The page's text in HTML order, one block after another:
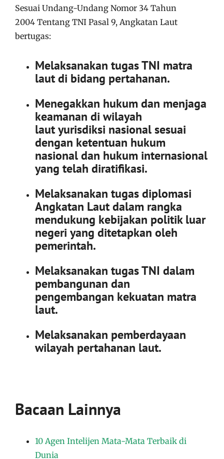
Sesuai Undang-Undang Nomor 34 Tahun
2004 Tentang TNI Pasal 9, Angkatan Laut
bertugas:
Melaksanakan tugas TNI matra
laut di bidang pertahanan.
Menegakkan hukum dan menjaga
keamanan di wilayah
laut yurisdiksi nasional sesuai
dengan ketentuan hukum
nasional dan hukum internasional
yang telah diratifikasi.
Melaksanakan tugas diplomasi
Angkatan Laut dalam rangka
mendukung kebijakan politik luar
negeri yang ditetapkan oleh
pemerintah.
Melaksanakan tugas TNI dalam
pembangunan dan
pengembangan kekuatan matra
laut.
Melaksanakan pemberdayaan
wilayah pertahanan laut.
Bacaan Lainnya
10 Agen Intelijen Mata-Mata Terbaik di
Dunia